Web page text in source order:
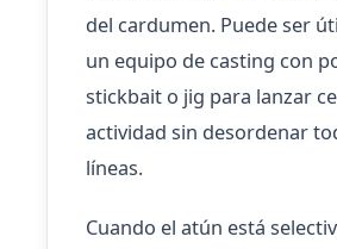
del cardumen. Puede ser
un equipo de casting con
stickbait o jig para lanzar
actividad sin desordenar
líneas.
Cuando el atún está